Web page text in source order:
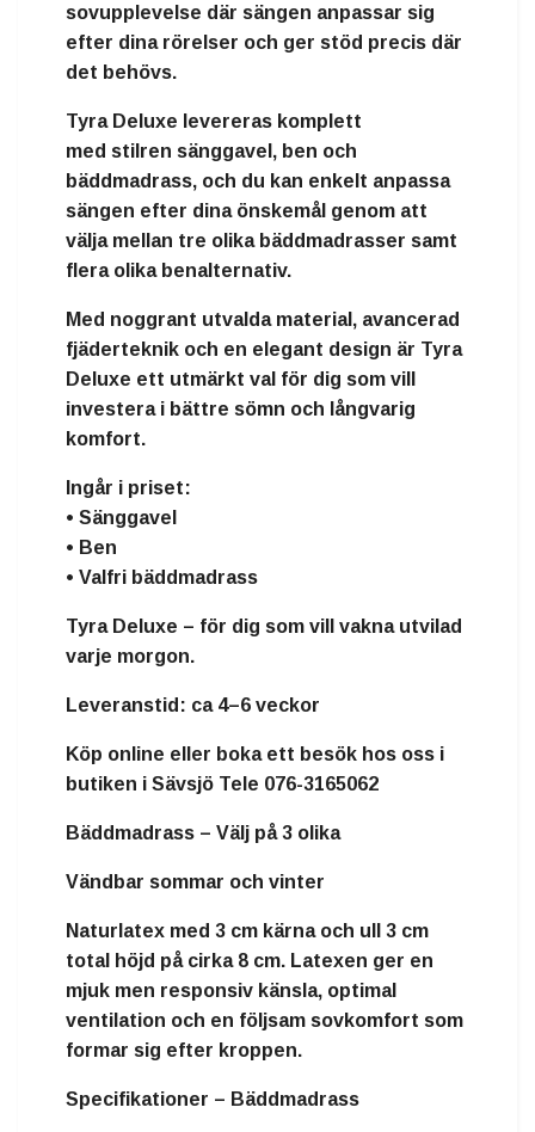
sovupplevelse där sängen anpassar sig
efter dina rörelser och ger stöd precis där
det behövs.
Tyra Deluxe levereras komplett
med stilren sänggavel, ben och
bäddmadrass, och du kan enkelt anpassa
sängen efter dina önskemål genom att
välja mellan tre olika bäddmadrasser samt
flera olika benalternativ.
Med noggrant utvalda material, avancerad
fjäderteknik och en elegant design är Tyra
Deluxe ett utmärkt val för dig som vill
investera i bättre sömn och långvarig
komfort.
Ingår i priset:
• Sänggavel
• Ben
• Valfri bäddmadrass
Tyra Deluxe – för dig som vill vakna utvilad
varje morgon.
Leveranstid: ca 4–6 veckor
Köp online eller boka ett besök hos oss i
butiken i Sävsjö Tele 076-3165062
Bäddmadrass – Välj på 3 olika
Vändbar sommar och vinter
Naturlatex med 3 cm kärna och ull 3 cm
total höjd på cirka 8 cm. Latexen ger en
mjuk men responsiv känsla, optimal
ventilation och en följsam sovkomfort som
formar sig efter kroppen.
Specifikationer – Bäddmadrass